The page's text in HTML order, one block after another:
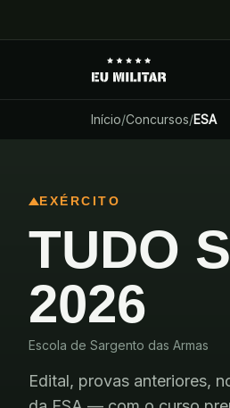
Início/Concursos/ESA
EXÉRCITO
TUDO
2026
Escola de Sargento das Armas
Edital, provas anteriores,